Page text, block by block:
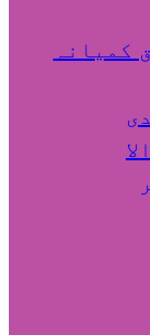
کمیانہ